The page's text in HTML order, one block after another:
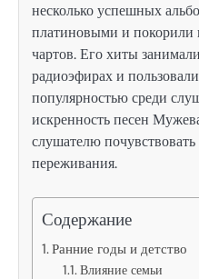
несколько успешных
платиновыми и
чартов. Его хиты
радиоэфирах и
популярностью среди
искренность песен
слушателю
переживания.
Содержание
Ранние годы и детство
Влияние семьи